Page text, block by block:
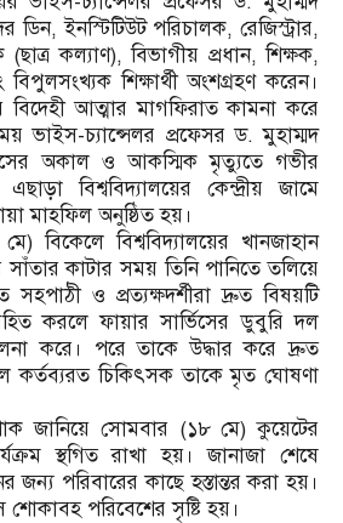
ডিন, ইনস্টিটিউট পরিচালক, রেজিস্ট্রার,
কল্যাণ), বিভাগীয় প্রধান, শিক্ষক,
বিপুলসংখ্যক শিক্ষার্থী অংশগ্রহণ করেন।
বিদেহী আত্মার মাগফিরাত কামনা করে
ভাইস-চ্যান্সেলর প্রফেসর ড. মুহাম্মদ
অকাল ও আকস্মিক মৃত্যুতে গভীর
বিশ্ববিদ্যালয়ের কেন্দ্রীয় জামে
মাহফিল অনুষ্ঠিত হয়।
বিকেলে বিশ্ববিদ্যালয়ের খানজাহান
কাটার সময় তিনি পানিতে তলিয়ে
সহপাঠী ও প্রত্যক্ষদর্শীরা দ্রুত বিষয়টি
করলে ফায়ার সার্ভিসের ডুবুরি দল
করে। পরে তাকে উদ্ধার করে দ্রুত
কর্তব্যরত চিকিৎসক তাকে মৃত ঘোষণা
জানিয়ে সোমবার (১৮ মে) কুয়েটের
স্থগিত রাখা হয়। জানাজা শেষে
জন্য পরিবারের কাছে হস্তান্তর করা হয়।
পরিবেশের সৃষ্টি হয়।